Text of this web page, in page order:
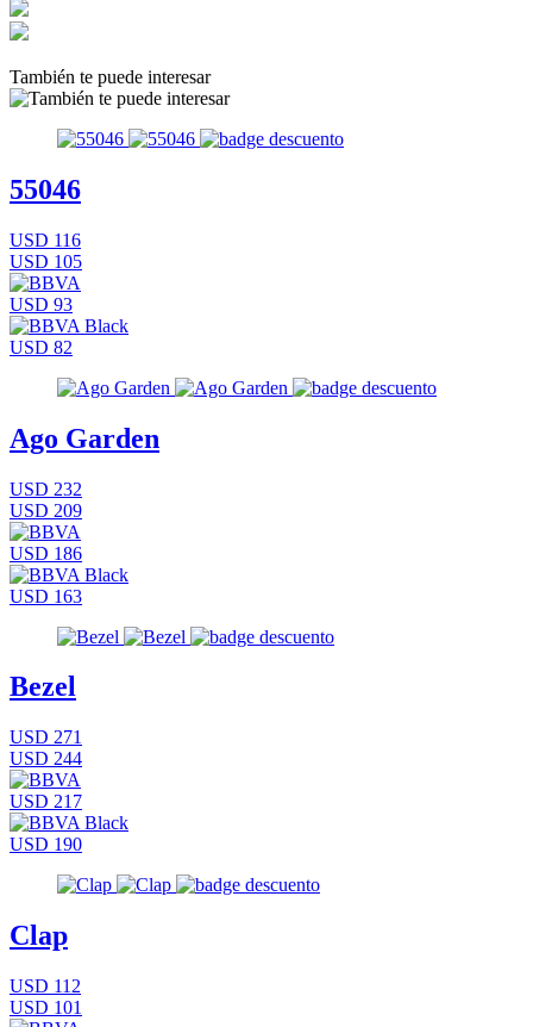
También te puede interesar
55046
USD 116
USD 105
USD 93
USD 82
Ago Garden
USD 232
USD 209
USD 186
USD 163
Bezel
USD 271
USD 244
USD 217
USD 190
Clap
USD 112
USD 101